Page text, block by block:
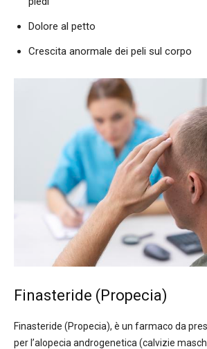
Dolore al petto
Crescita anormale dei peli sul corpo
Finasteride (Propecia)
Finasteride (Propecia), è un farmaco da
per l’alopecia androgenetica (calvizie